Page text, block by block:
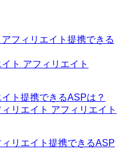
フィリエイト提携できる
アフィリエイト
ト提携できるASPは？
アフィリエイト
リエイト提携できるASP